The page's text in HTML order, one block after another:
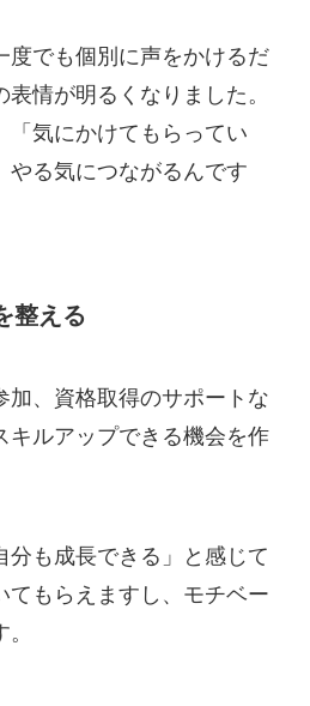
度でも個別に声をかけるだ
情が明るくなりました。
「気にかけてもらってい
やる気につながるんです
整える
加、資格取得のサポートな
キルアップできる機会を作
分も成長できる」と感じて
てもらえますし、モチベー